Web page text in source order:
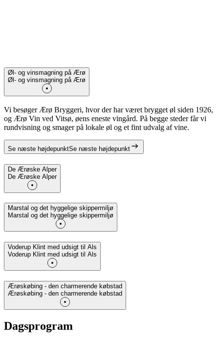
Øl- og vinsmagning på Ærø
Øl- og vinsmagning på Ærø
Vi besøger Ærø Bryggeri, hvor der har været brygget øl siden 1926,
og Ærø Vin ved Vitsø, øens eneste vingård. På begge steder får vi
rundvisning og smager på lokale øl og et fint udvalg af vine.
Se næste højdepunktSe næste højdepunkt
De Ærøske Alper
De Ærøske Alper
Marstal og det hyggelige skippermiljø
Marstal og det hyggelige skippermiljø
Voderup Klint med udsigt til Als
Voderup Klint med udsigt til Als
Ærøskøbing - den charmerende købstad
Ærøskøbing - den charmerende købstad
Dagsprogram